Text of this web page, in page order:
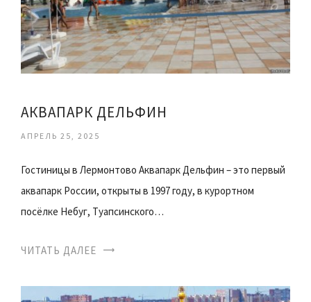
АКВАПАРК ДЕЛЬФИН
АПРЕЛЬ 25, 2025
Гостиницы в Лермонтово Аквапарк Дельфин – это первый
аквапарк России, открыты в 1997 году, в курортном
посёлке Небуг, Туапсинского…
ЧИТАТЬ ДАЛЕЕ